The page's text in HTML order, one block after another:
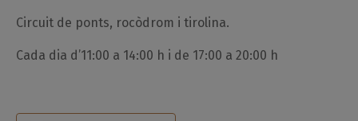
Circuit de ponts, rocòdrom i tirolina.
Cada dia d’11:00 a 14:00 h i de 17:00 a 20:00 h